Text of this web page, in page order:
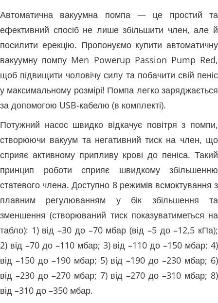
Автоматична вакуумна помпа — це простий та
ефективний спосіб не лише збільшити член, але й
посилити ерекцію. Пропонуємо купити автоматичну
вакуумну помпу Men Powerup Passion Pump Red,
щоб підвищити чоловічу силу та побачити свій пеніс
у максимальному розмірі! Помпа легко заряджається
за допомогою USB-кабелю (в комплекті).
Потужний насос швидко відкачує повітря з помпи,
створюючи вакуум та негативний тиск на член, що
сприяє активному припливу крові до пеніса. Такий
принцип роботи сприяє швидкому збільшенню
статевого члена. Доступно 8 режимів всмоктування з
плавним регулюванням у бік збільшення та
зменшення (створюваний тиск показуватиметься на
табло): 1) від –30 до –70 мбар (від –5 до –12,5 кПа);
2) від –70 до –110 мбар; 3) від –110 до –150 мбар; 4)
від –150 до –190 мбар; 5) від –190 до –230 мбар; 6)
від –230 до –270 мбар; 7) від –270 до –310 мбар; 8)
від –310 до –350 мбар.